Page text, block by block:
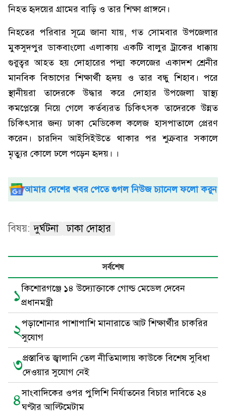
নিহত হৃদয়ের গ্রামের বাড়ি ও তার শিক্ষা প্রাঙ্গনে।
নিহতের পরিবার সূত্রে জানা যায়, গত সোমবার উপজেলার
মুকসুদপুর ডাকবাংলো এলাকায় একটি বালুর ট্রাকের ধাক্কায়
গুরুত্বর আহত হয় দোহারের পদ্মা কলেজের একাদশ শ্রেনীর
মানবিক বিভাগের শিক্ষার্থী হৃদয় ও তার বন্ধু শিহাব। পরে
স্থানীয়রা তাদেরকে উদ্ধার করে দোহার উপজেলা স্বাস্থ্য
কমপ্লেক্সে নিয়ে গেলে কর্তব্যরত চিকিৎসক তাদেরকে উন্নত
চিকিৎসার জন্য ঢাকা মেডিকেল কলেজ হাসপাতালে প্রেরণ
করেন। চারদিন আইসিইউতে থাকার পর শুক্রবার সকালে
মৃত্যুর কোলে ঢলে পড়েন হৃদয়। ।
আমার দেশের খবর পেতে গুগল নিউজ চ্যানেল ফলো করুন
বিষয়: দুর্ঘটনা ঢাকা দোহার
সর্বশেষ
১কিশোরগঞ্জে ১৪ উদ্যোক্তাকে গোল্ড মেডেল দেবেন
প্রধানমন্ত্রী
২পড়াশোনার পাশাপাশি মানারাতে আট শিক্ষার্থীর চাকরির
সুযোগ
৩প্রস্তাবিত জ্বালানি তেল নীতিমালায় কাউকে বিশেষ সুবিধা
দেওয়ার সুযোগ নেই
৪সাংবাদিকের ওপর পুলিশি নির্যাতনের বিচার দাবিতে ২৪
ঘণ্টার আল্টিমেটাম